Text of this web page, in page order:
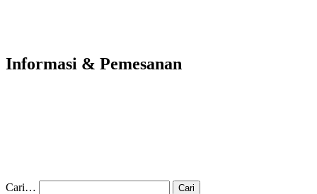
Informasi & Pemesanan
Cari…